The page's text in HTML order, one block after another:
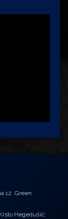
12. Green
Hegedušić: